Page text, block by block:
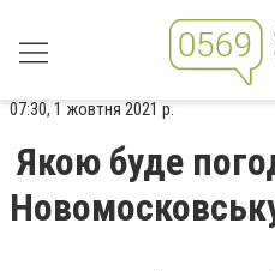
07:30, 1 жовтня 2021 р.
Якою буде